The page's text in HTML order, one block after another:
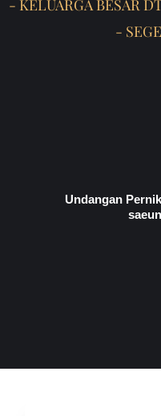
- KELUARGA BESAR
-
Undangan